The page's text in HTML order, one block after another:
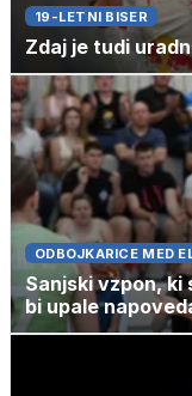
19-LETNI BISER
Zdaj je tudi
ODBOJKARICE MED
Sanjski vzpon, ki
bi upale